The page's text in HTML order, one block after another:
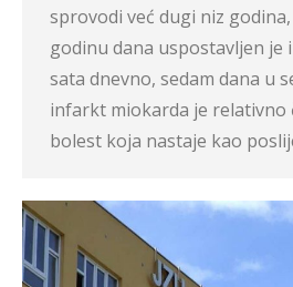
sprovodi već dugi niz
godinu dana uspostavljen je
sata dnevno, sedam dana u
infarkt miokarda je relativno
bolest koja nastaje kao